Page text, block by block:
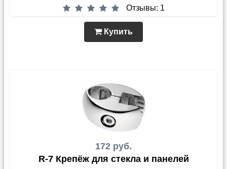
Отзывы: 1
Купить
172 руб.
R-7 Крепёж для стекла и панелей